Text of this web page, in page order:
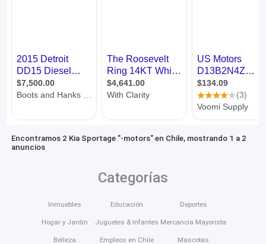
Encontramos 2 Kia Sportage "-motors" en Chile, mostrando 1 a 2
anuncios
Categorías
Inmuebles
Hogar y Jardín
Belleza
Educación
Juguetes & Infantes
Empleos en Chile
Deportes
Mercancía Mayorista
Mascotas